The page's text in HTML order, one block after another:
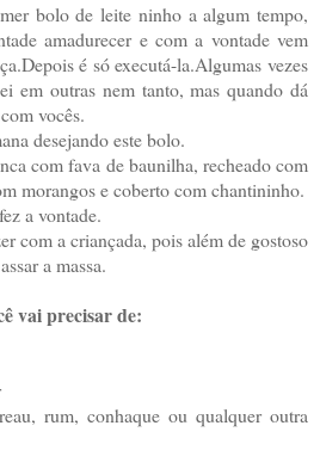
bolo de leite ninho a algum tempo,
amadurecer e com a vontade vem
é só executá-la.Algumas vezes
em outras nem tanto, mas quando dá
vocês.
desejando este bolo.
com fava de baunilha, recheado com
morangos e coberto com chantininho.
a vontade.
com a criançada, pois além de gostoso
a massa.
vai precisar de:
rum, conhaque ou qualquer outra